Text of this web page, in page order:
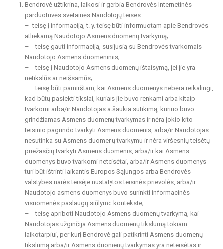
Bendrovė užtikrina, laikosi ir gerbia Bendrovės Internetinės
parduotuvės svetainės Naudotojų teises:
– teisę į informaciją, t. y. teisę būti informuotam apie Bendrovės
atliekamą Naudotojo Asmens duomenų tvarkymą;
– teisę gauti informaciją, susijusią su Bendrovės tvarkomais
Naudotojo Asmens duomenimis;
– teisę į Naudotojo Asmens duomenų ištaisymą, jei jie yra
netikslūs ar neišsamūs;
– teisę būti pamirštam, kai Asmens duomenys nebėra reikalingi,
kad būtų pasiekti tikslai, kuriais jie buvo renkami arba kitaip
tvarkomi arba/ir Naudotojas atšaukia sutikimą, kuriuo buvo
grindžiamas Asmens duomenų tvarkymas ir nėra jokio kito
teisinio pagrindo tvarkyti Asmens duomenis, arba/ir Naudotojas
nesutinka su Asmens duomenų tvarkymu ir nėra viršesnių teisėtų
priežasčių tvarkyti Asmens duomenis, arba/ir kai Asmens
duomenys buvo tvarkomi neteisėtai, arba/ir Asmens duomenys
turi būt ištrinti laikantis Europos Sąjungos arba Bendrovės
valstybės narės teisėje nustatytos teisinės prievolės, arba/ir
Naudotojo asmens duomenys buvo surinkti informacinės
visuomenės paslaugų siūlymo kontekste;
– teisę apriboti Naudotojo Asmens duomenų tvarkymą, kai
Naudotojas užginčija Asmens duomenų tikslumą tokiam
laikotarpiui, per kurį Bendrovė gali patikrinti Asmens duomenų
tikslumą arba/ir Asmens duomenų tvarkymas yra neteisėtas ir